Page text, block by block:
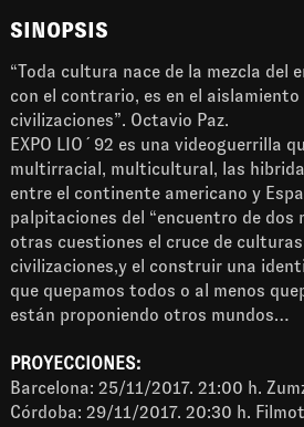
SINOPSIS
“Toda cultura nace de la mezcla del
con el contrario, es en el aislamiento
civilizaciones”. Octavio Paz.
EXPO LIO´92 es una videoguerrilla
multirracial, multicultural, las
entre el continente americano y
palpitaciones del “encuentro de dos
otras cuestiones el cruce de
civilizaciones,y el construir una
que quepamos todos o al menos
están proponiendo otros mundos…
PROYECCIONES:
Barcelona: 25/11/2017. 21:00 h.
Córdoba: 29/11/2017. 20:30 h.